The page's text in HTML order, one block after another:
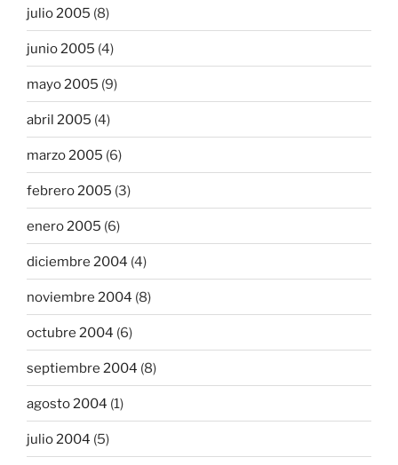
julio 2005 (8)
junio 2005 (4)
mayo 2005 (9)
abril 2005 (4)
marzo 2005 (6)
febrero 2005 (3)
enero 2005 (6)
diciembre 2004 (4)
noviembre 2004 (8)
octubre 2004 (6)
septiembre 2004 (8)
agosto 2004 (1)
julio 2004 (5)